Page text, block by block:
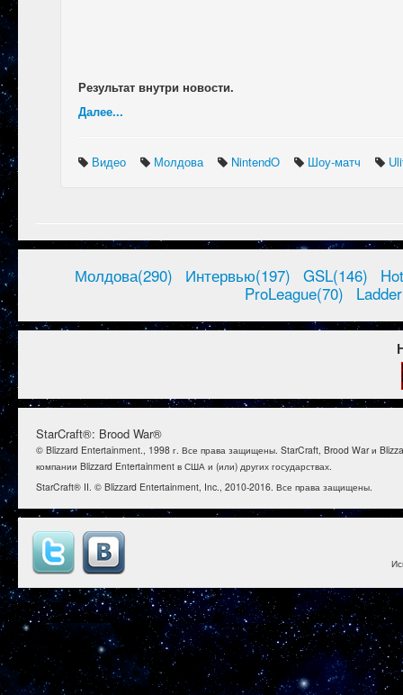
Результат внутри новости.
Далее...
Видео Молдова NintendO Шоу-матч
Молдова(290) Интервью(197) GSL(146)
ProLeague(70)
StarCraft®: Brood War®
© Blizzard Entertainment., 1998 г. Все права защищены. StarCraft, Brood War и
компании Blizzard Entertainment в США и (или) других государствах.
StarCraft® II. © Blizzard Entertainment, Inc., 2010-2016. Все права защищены.